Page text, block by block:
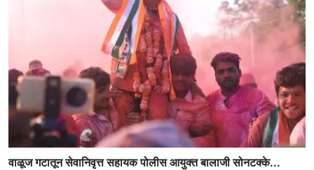
वाळूज गटातून सेवानिवृत्त सहायक पोलीस आयुक्त बालाजी सोनटक्के...